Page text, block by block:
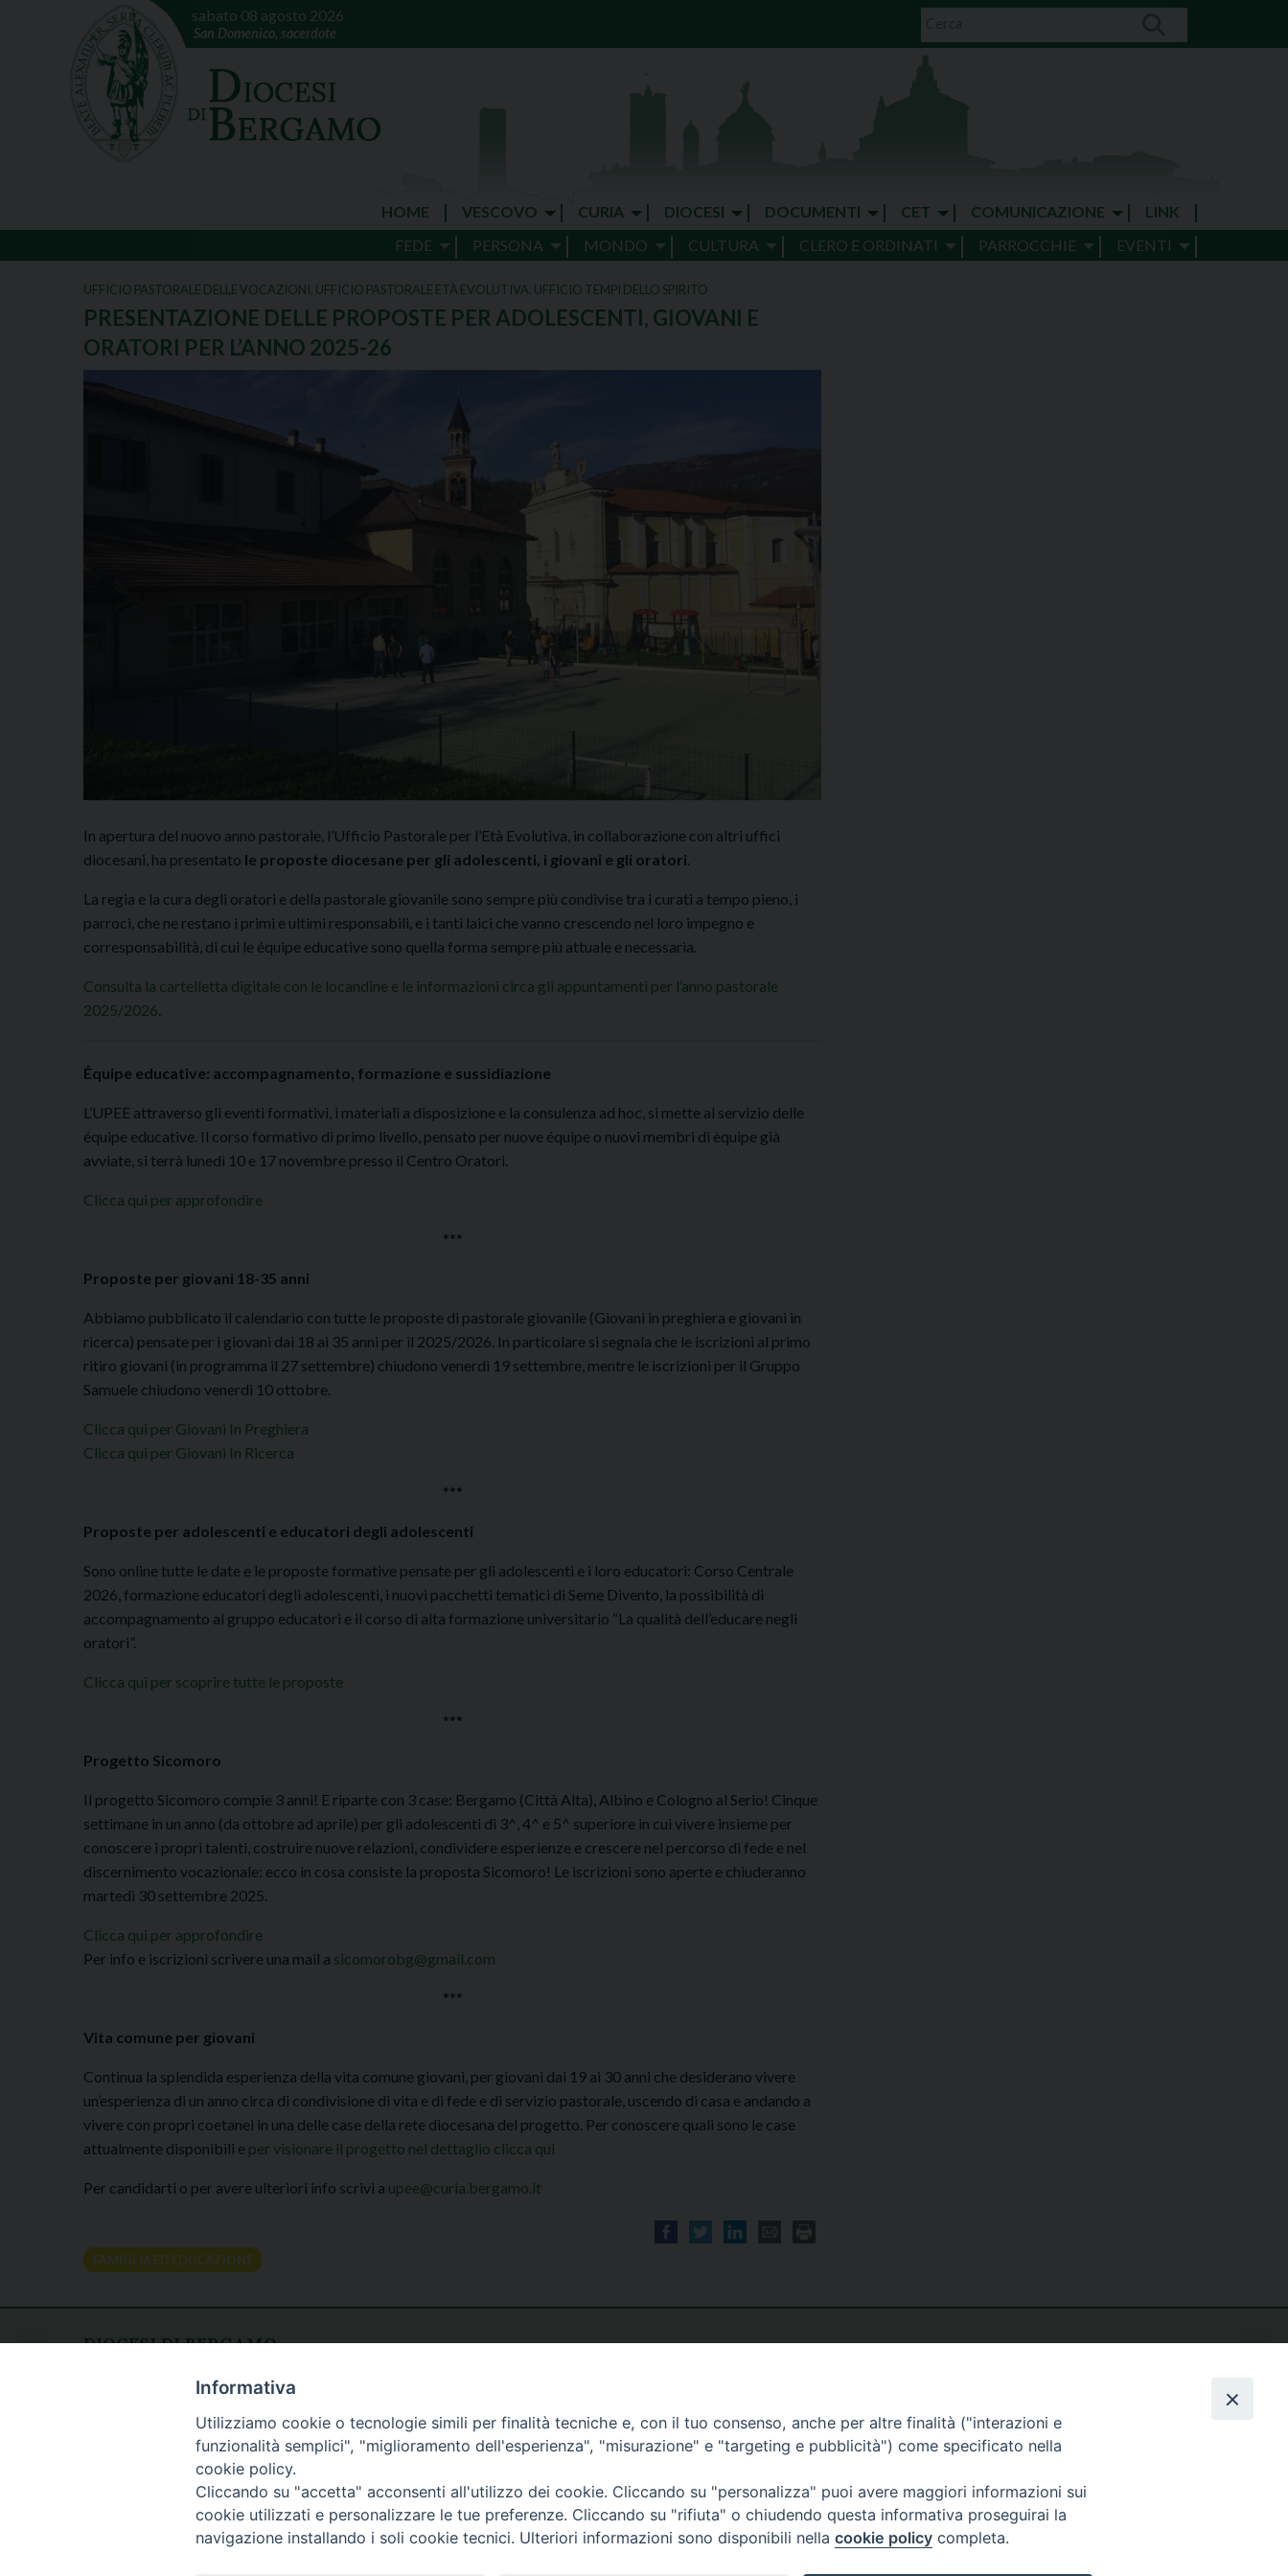
sabato 08 agosto 2026
San Domenico, sacerdote
HOME VESCOVO CURIA DIOCESI DOCUMENTI CET COMUNICAZIONE
LINK
FEDE
PERSONA MONDO CULTURA CLERO E ORDINATI PARROCCHIE EVENTI
UFFICIO PASTORALE DELLE VOCAZIONI UFFICIO PASTORALE ETÀ EVOLUTIVA UFFICIO TEMPI DELLO SPIRITO
PRESENTAZIONE DELLE PROPOSTE PER ADOLESCENTI, GIOVANI E
ORATORI PER L’ANNO 2025-26
In apertura del nuovo anno pastorale, l’Ufficio Pastorale per l’Età Evolutiva, in collaborazione con altri uffici
diocesani, ha presentato le proposte diocesane per gli adolescenti, i giovani e gli oratori.
La regia e la cura degli oratori e della pastorale giovanile sono sempre più condivise tra i curati a tempo pieno, i
parroci, che ne restano i primi e ultimi responsabili, e i tanti laici che vanno crescendo nel loro impegno e
corresponsabilità, di cui le équipe educative sono quella forma sempre più attuale e necessaria.
Consulta la cartelletta digitale con le locandine e le informazioni circa gli appuntamenti per l’anno pastorale
2025/2026.
Équipe educative: accompagnamento, formazione e sussidiazione
L’UPEE attraverso gli eventi formativi, i materiali a disposizione e la consulenza ad hoc, si mette al servizio delle
équipe educative. Il corso formativo di primo livello, pensato per nuove équipe o nuovi membri di èquipe già
avviate, si terrà lunedì 10 e 17 novembre presso il Centro Oratori.
Clicca qui per approfondire
***
Proposte per giovani 18-35 anni
Abbiamo pubblicato il calendario con tutte le proposte di pastorale giovanile (Giovani in preghiera e giovani in
ricerca) pensate per i giovani dai 18 ai 35 anni per il 2025/2026. In particolare si segnala che le iscrizioni al primo
ritiro giovani (in programma il 27 settembre) chiudono venerdì 19 settembre, mentre le iscrizioni per il Gruppo
Samuele chiudono venerdì 10 ottobre.
Clicca qui per Giovani In Preghiera
Clicca qui per Giovani In Ricerca
***
Proposte per adolescenti e educatori degli adolescenti
Sono online tutte le date e le proposte formative pensate per gli adolescenti e i loro educatori: Corso Centrale
2026, formazione educatori degli adolescenti, i nuovi pacchetti tematici di Seme Divento, la possibilità di
accompagnamento al gruppo educatori e il corso di alta formazione universitario “La qualità dell’educare negli
oratori”.
Clicca qui per scoprire tutte le proposte
***
Progetto Sicomoro
Il progetto Sicomoro compie 3 anni! E riparte con 3 case: Bergamo (Città Alta), Albino e Cologno al Serio! Cinque
settimane in un anno (da ottobre ad aprile) per gli adolescenti di 3^, 4^ e 5^ superiore in cui vivere insieme per
conoscere i propri talenti, costruire nuove relazioni, condividere esperienze e crescere nel percorso di fede e nel
discernimento vocazionale: ecco in cosa consiste la proposta Sicomoro! Le iscrizioni sono aperte e chiuderanno
martedì 30 settembre 2025.
Clicca qui per approfondire
Per info e iscrizioni scrivere una mail a sicomorobg@gmail.com
***
Vita comune per giovani
Continua la splendida esperienza della vita comune giovani, per giovani dai 19 ai 30 anni che desiderano vivere
un’esperienza di un anno circa di condivisione di vita e di fede e di servizio pastorale, uscendo di casa e andando a
vivere con propri coetanei in una delle case della rete diocesana del progetto. Per conoscere quali sono le case
attualmente disponibili e per visionare il progetto nel dettaglio clicca qui
Per candidarti o per avere ulteriori info scrivi a upee@curia.bergamo.it
FAMIGLIA ED EDUCAZIONE
DIOCESI DI BERGAMO
CURIA DIOCESANA
fax: 035/278.250
Apertura al pubblico
lunedì - venerdì
h. 08.30 - 12.30
Informativa
Utilizziamo cookie o tecnologie simili per finalità tecniche e, con il tuo consenso, anche per altre finalità ("interazioni e
funzionalità semplici", "miglioramento dell'esperienza", "misurazione" e "targeting e pubblicità") come specificato nella
cookie policy.
Cliccando su "accetta" acconsenti all'utilizzo dei cookie. Cliccando su "personalizza" puoi avere maggiori informazioni sui
cookie utilizzati e personalizzare le tue preferenze. Cliccando su "rifiuta" o chiudendo questa informativa proseguirai la
navigazione installando i soli cookie tecnici. Ulteriori informazioni sono disponibili nella cookie policy completa.